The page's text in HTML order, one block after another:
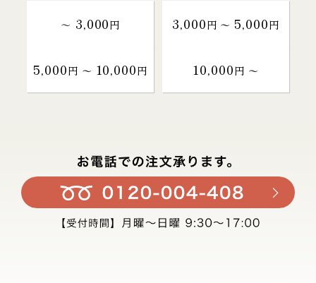
～ 3,000円 3,000円 〜 5,000円
5,000円 〜 10,000円 10,000円 〜